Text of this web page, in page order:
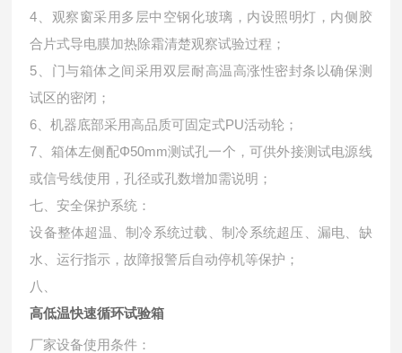
4、观察窗采用多层中空钢化玻璃，内设照明灯，内侧胶
合片式导电膜加热除霜清楚观察试验过程；
5、门与箱体之间采用双层耐高温高涨性密封条以确保测
试区的密闭；
6、机器底部采用高品质可固定式PU活动轮；
7、箱体左侧配Φ50mm测试孔一个，可供外接测试电源线
或信号线使用，孔径或孔数增加需说明；
七、安全保护系统：
设备整体超温、制冷系统过载、制冷系统超压、漏电、缺
水、运行指示，故障报警后自动停机等保护；
八、
高低温快速循环试验箱
厂家设备使用条件：